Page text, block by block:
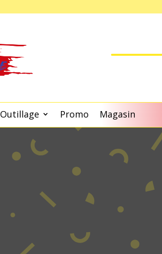
Outillage Promo Magasin